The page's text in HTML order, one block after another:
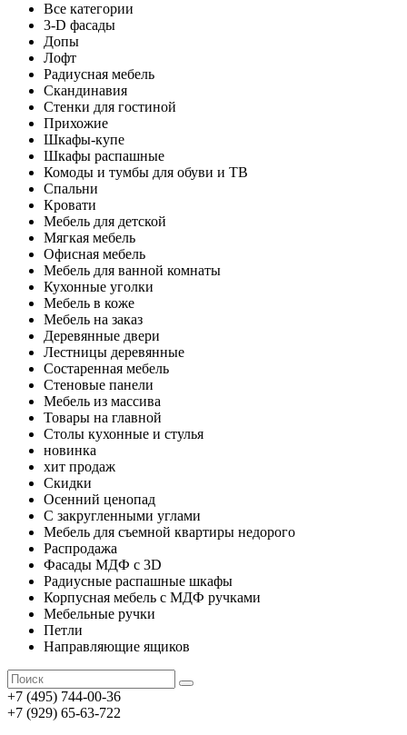
Все категории
3-D фасады
Допы
Лофт
Радиусная мебель
Скандинавия
Стенки для гостиной
Прихожие
Шкафы-купе
Шкафы распашные
Комоды и тумбы для обуви и ТВ
Спальни
Кровати
Мебель для детской
Мягкая мебель
Офисная мебель
Мебель для ванной комнаты
Кухонные уголки
Мебель в коже
Мебель на заказ
Деревянные двери
Лестницы деревянные
Состаренная мебель
Стеновые панели
Мебель из массива
Товары на главной
Столы кухонные и стулья
новинка
хит продаж
Скидки
Осенний ценопад
С закругленными углами
Мебель для съемной квартиры недорого
Распродажа
Фасады МДФ с 3D
Радиусные распашные шкафы
Корпусная мебель с МДФ ручками
Мебельные ручки
Петли
Направляющие ящиков
+7 (495) 744-00-36
+7 (929) 65-63-722